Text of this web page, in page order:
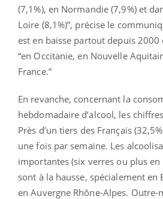
(7,1%), en Normandie (7,9%) et
Loire (8,1%)”, précise le
est en baisse partout depuis
“en Occitanie, en Nouvelle
France.”
En revanche, concernant la
hebdomadaire d’alcool, les
Près d’un tiers des Français
une fois par semaine. Les
importantes (six verres ou plus en
sont à la hausse, spécialement en
en Auvergne Rhône-Alpes. Outre-